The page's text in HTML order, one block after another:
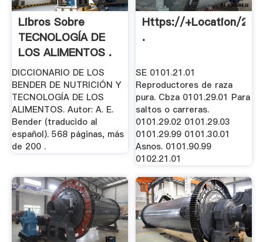
Libros Sobre
TECNOLOGÍA DE
LOS ALIMENTOS .
DICCIONARIO DE LOS
BENDER DE NUTRICIÓN Y
TECNOLOGÍA DE LOS
ALIMENTOS. Autor: A. E.
Bender (traducido al
español). 568 páginas, más
de 200 .
Https://+Location/
.
SE 0101.21.01
Reproductores de raza
pura. Cbza 0101.29.01 Para
saltos o carreras.
0101.29.02 0101.29.03
0101.29.99 0101.30.01
Asnos. 0101.90.99
0102.21.01